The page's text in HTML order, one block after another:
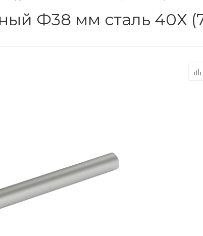
Ф38 мм сталь 40Х